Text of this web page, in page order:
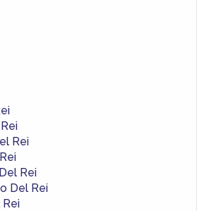
Rei
Rei
Del Rei